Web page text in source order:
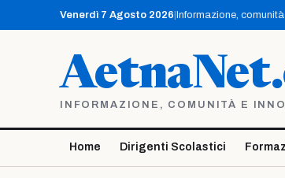
contenuto
Venerdì 7 Agosto 2026 Informazione,
INFORMAZIONE, COMUNITÀ E
Home Dirigenti Scolastici